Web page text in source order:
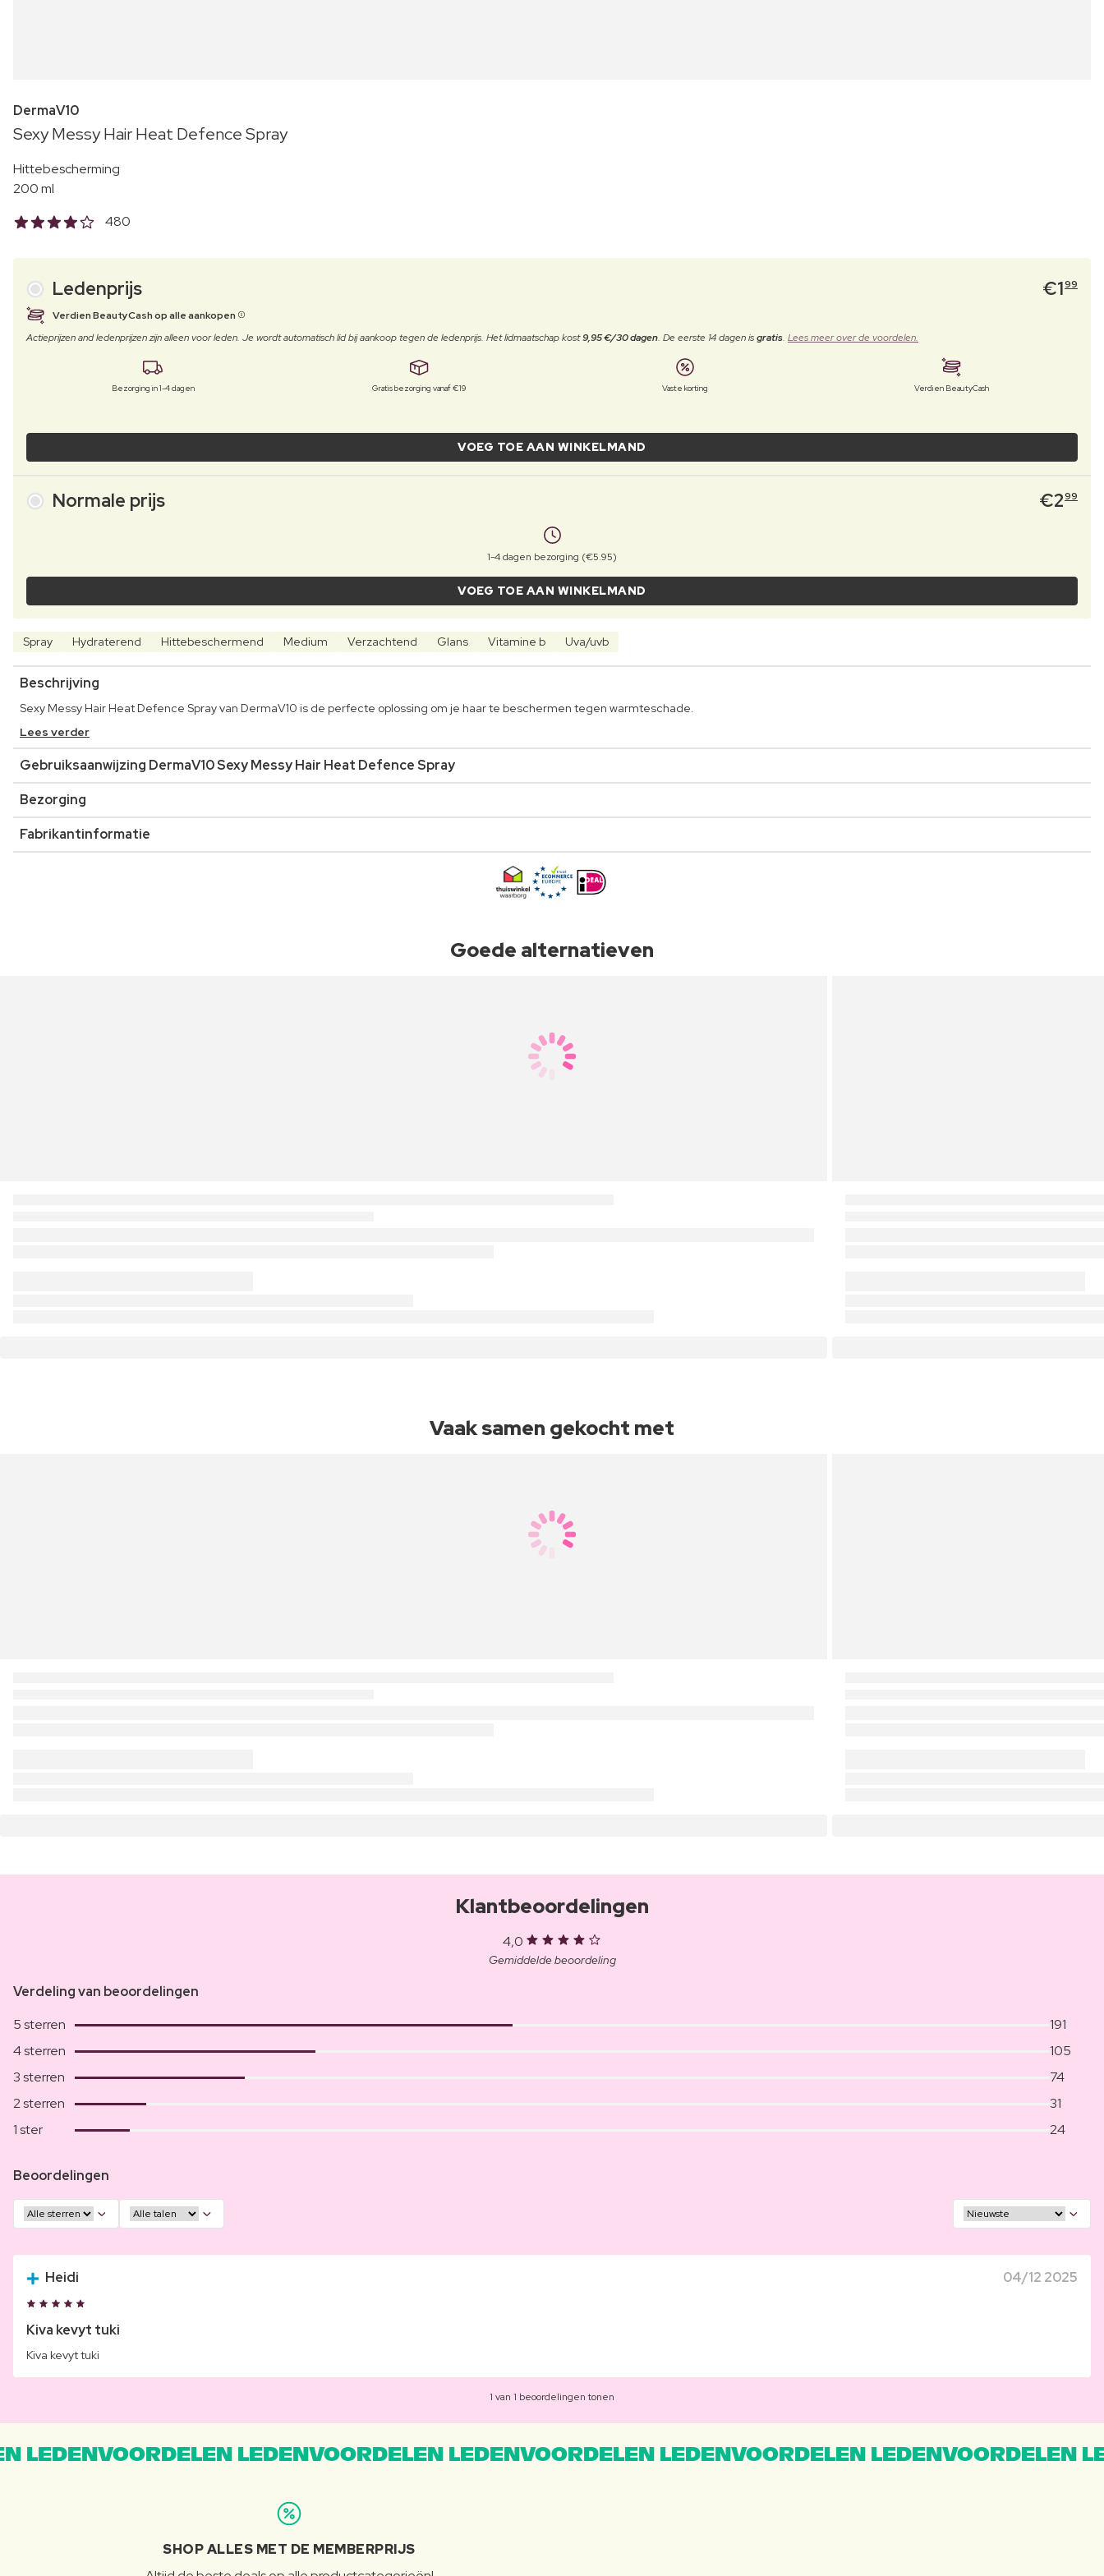
DermaV10
Sexy Messy Hair Heat Defence Spray
Hittebescherming
200 ml
480
Ledenprijs €199
Verdien BeautyCash op alle aankopen
Actieprijzen and ledenprijzen zijn alleen voor leden. Je wordt automatisch lid bij aankoop tegen de ledenprijs. Het lidmaatschap kost9,95 €/30 dagen. De eerste 14 dagen isgratis. Lees meer over de voordelen.
Bezorging in 1-4 dagen Gratis bezorging vanaf €19 Vaste korting Verdien BeautyCash
VOEG TOE AAN WINKELMAND
Normale prijs €299
1-4 dagen bezorging (€5.95)
VOEG TOE AAN WINKELMAND
Spray Hydraterend Hittebeschermend Medium Verzachtend Glans Vitamine b Uva/uvb
Beschrijving
Sexy Messy Hair Heat Defence Spray van DermaV10 is de perfecte oplossing om je haar te beschermen tegen warmteschade.
Lees verder
Gebruiksaanwijzing DermaV10 Sexy Messy Hair Heat Defence Spray
Bezorging
Fabrikantinformatie
Goede alternatieven
Vaak samen gekocht met
Klantbeoordelingen
4,0
Gemiddelde beoordeling
Verdeling van beoordelingen
5 sterren
191
4 sterren
105
3 sterren
74
2 sterren
31
1 ster
24
Beoordelingen
Heidi 04/12 2025
Kiva kevyt tuki
Kiva kevyt tuki
1 van 1 beoordelingen tonen
LEDENVOORDELEN LEDENVOORDELEN LEDENVOORDELEN LEDENVOORDELEN
SHOP ALLES MET DE MEMBERPRIJS